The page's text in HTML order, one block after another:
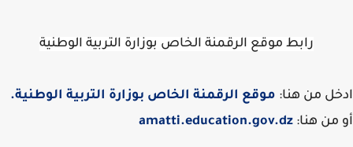
رابط موقع الرقمنة الخاص بوزارة التربية الوطنية
من هنا:موقع الرقمنة الخاص بوزارة التربية الوطنية.
من هنا:amatti.education.gov.dz